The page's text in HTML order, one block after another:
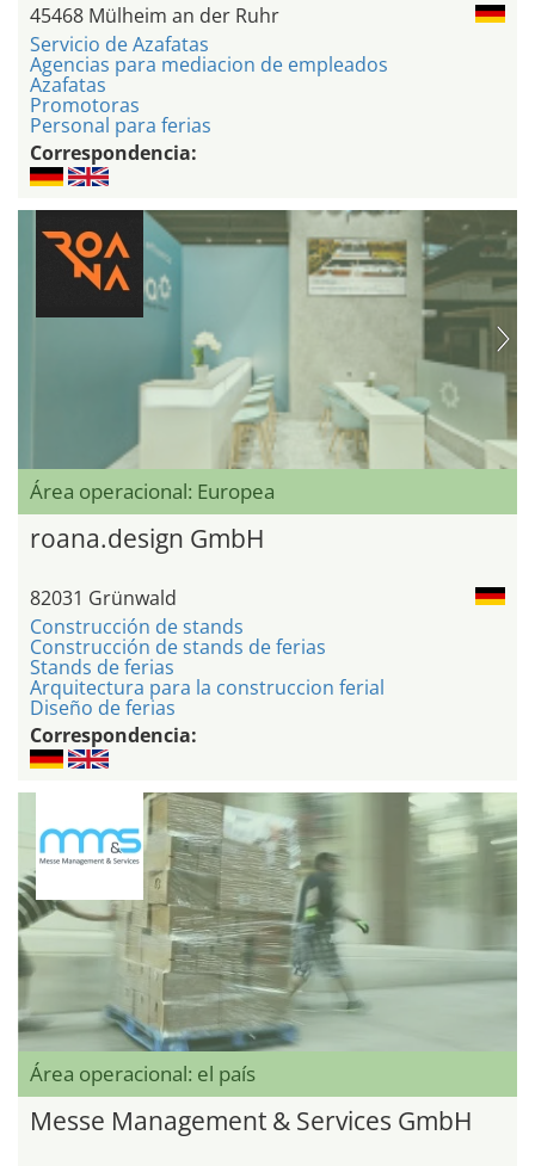
45468 Mülheim an der Ruhr
Servicio de Azafatas
Agencias para mediacion de empleados
Azafatas
Promotoras
Personal para ferias
Correspondencia:
Área operacional: Europea
roana.design GmbH
82031 Grünwald
Construcción de stands
Construcción de stands de ferias
Stands de ferias
Arquitectura para la construccion ferial
Diseño de ferias
Correspondencia:
Área operacional: el país
Messe Management & Services GmbH